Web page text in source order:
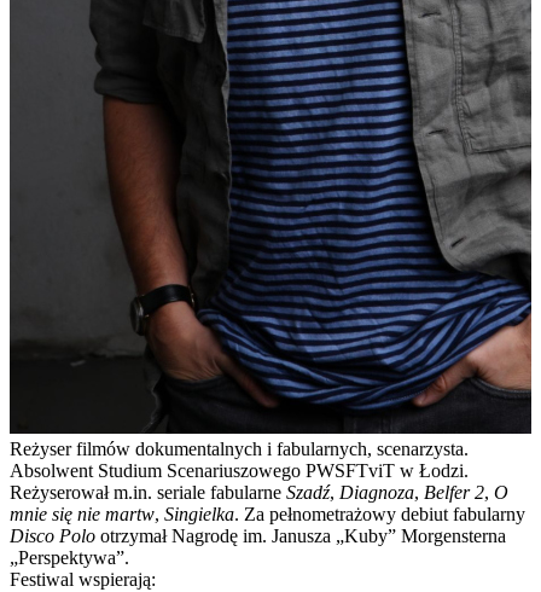
Reżyser filmów dokumentalnych i fabularnych, scenarzysta.
Absolwent Studium Scenariuszowego PWSFTviT w Łodzi.
Reżyserował m.in. seriale fabularne Szadź, Diagnoza, Belfer 2, O
mnie się nie martw, Singielka. Za pełnometrażowy debiut fabularny
Disco Polo otrzymał Nagrodę im. Janusza „Kuby” Morgensterna
„Perspektywa”.
Festiwal wspierają: